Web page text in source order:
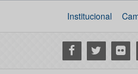
Institucional
Facebook
Twitter Flickr